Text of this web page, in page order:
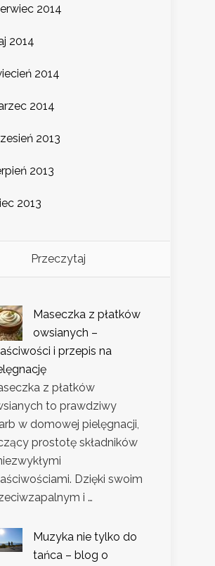
2014
2014
2014
2014
2013
2013
2013
Przeczytaj
Maseczka z płatków
owsianych –
i przepis na
z płatków
to prawdziwy
w domowej pielęgnacji,
prostotę składników
Dzięki swoim
i …
Muzyka nie tylko do
tańca – blog o